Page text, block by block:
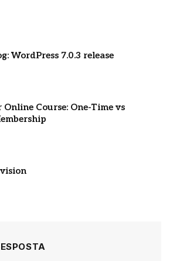
WordPress 7.0.3 release
Course: One-Time vs